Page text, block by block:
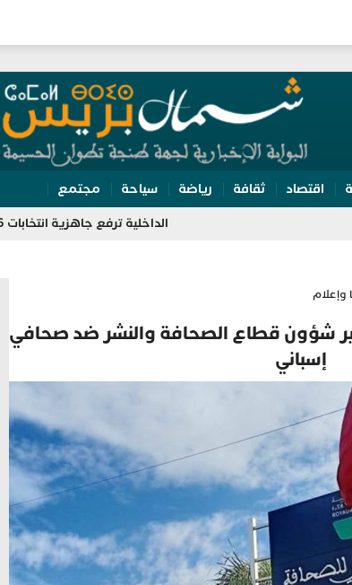
اقتصاد ثقافة رياضة سياحة مجتمع
الداخلية ترفع جاهزية انتخابات 2026.. تفتيش مراكز الاقتراع وتعبئة 350 ألف مؤطر
وإعلام
شؤون قطاع الصحافة والنشر ضد صحافي
إسباني